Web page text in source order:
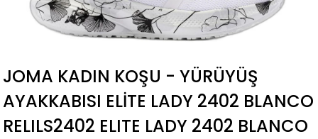
JOMA KADIN KOŞU - YÜRÜYÜŞ
AYAKKABISI ELITE LADY 2402 BLANCO
RELILS2402 ELITE LADY 2402 BLANCO